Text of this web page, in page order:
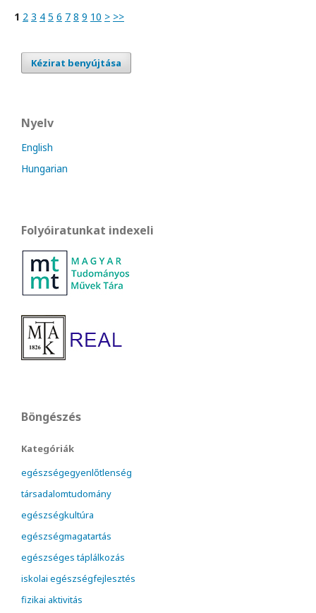
1 2 3 4 5 6 7 8 9 10 > >>
Kézirat benyújtása
Nyelv
English
Hungarian
Folyóiratunkat indexeli
Böngészés
Kategóriák
egészségegyenlőtlenség
társadalomtudomány
egészségkultúra
egészségmagatartás
egészséges táplálkozás
iskolai egészségfejlesztés
fizikai aktivitás